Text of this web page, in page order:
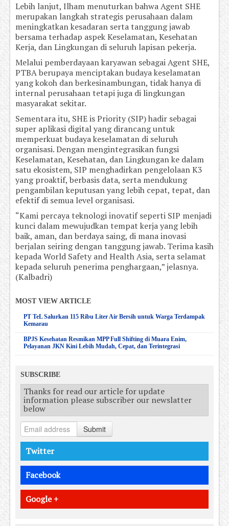
Lebih lanjut, Ilham menuturkan bahwa Agent SHE
merupakan langkah strategis perusahaan dalam
meningkatkan kesadaran serta tanggung jawab
bersama terhadap aspek Keselamatan, Kesehatan
Kerja, dan Lingkungan di seluruh lapisan pekerja.
Melalui pemberdayaan karyawan sebagai Agent SHE,
PTBA berupaya menciptakan budaya keselamatan
yang kokoh dan berkesinambungan, tidak hanya di
internal perusahaan tetapi juga di lingkungan
masyarakat sekitar.
Sementara itu, SHE is Priority (SIP) hadir sebagai
super aplikasi digital yang dirancang untuk
memperkuat budaya keselamatan di seluruh
organisasi. Dengan mengintegrasikan fungsi
Keselamatan, Kesehatan, dan Lingkungan ke dalam
satu ekosistem, SIP menghadirkan pengelolaan K3
yang proaktif, berbasis data, serta mendukung
pengambilan keputusan yang lebih cepat, tepat, dan
efektif di semua level organisasi.
“Kami percaya teknologi inovatif seperti SIP menjadi
kunci dalam mewujudkan tempat kerja yang lebih
baik, aman, dan berdaya saing, di mana inovasi
berjalan seiring dengan tanggung jawab. Terima kasih
kepada World Safety and Health Asia, serta selamat
kepada seluruh penerima penghargaan,” jelasnya.
(Kalbadri)
MOST VIEW ARTICLE
PT TeL Salurkan 115 Ribu Liter Air Bersih untuk Warga Terdampak
Kemarau
BPJS Kesehatan Resmikan MPP Full Shifting di Muara Enim,
Pelayanan JKN Kini Lebih Mudah, Cepat, dan Terintegrasi
SUBSCRIBE
Thanks for read our article for update
information please subscriber our newslatter
below
Submit
Twitter
Facebook
Google +